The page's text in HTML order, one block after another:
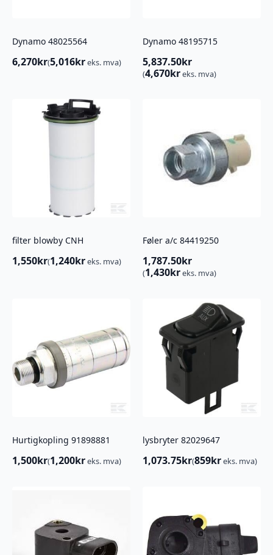
Dynamo 48025564
6,270kr(5,016kreks. mva)
Dynamo 48195715
5,837.50kr
(4,670kreks. mva)
filter blowby CNH
1,550kr(1,240kreks. mva)
Føler a/c 84419250
1,787.50kr
(1,430kreks. mva)
Hurtigkopling 91898881
1,500kr(1,200kreks. mva)
lysbryter 82029647
1,073.75kr(859kreks. mva)